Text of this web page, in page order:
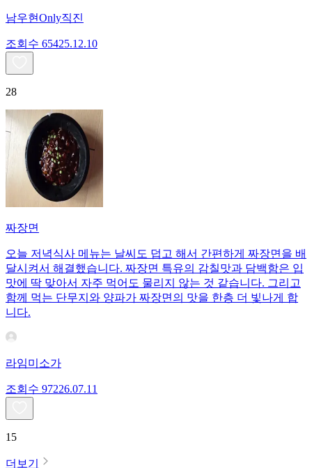
남우현Only직진
조회수 65425.12.10
28
짜장면
오늘 저녁식사 메뉴는 날씨도 덥고 해서 간편하게 짜장면을 배
달시켜서 해결했습니다. 짜장면 특유의 감칠맛과 담백함은 입
맛에 딱 맞아서 자주 먹어도 물리지 않는 것 같습니다. 그리고
함께 먹는 단무지와 양파가 짜장면의 맛을 한층 더 빛나게 합
니다.
라임미소가
조회수 97226.07.11
15
더보기